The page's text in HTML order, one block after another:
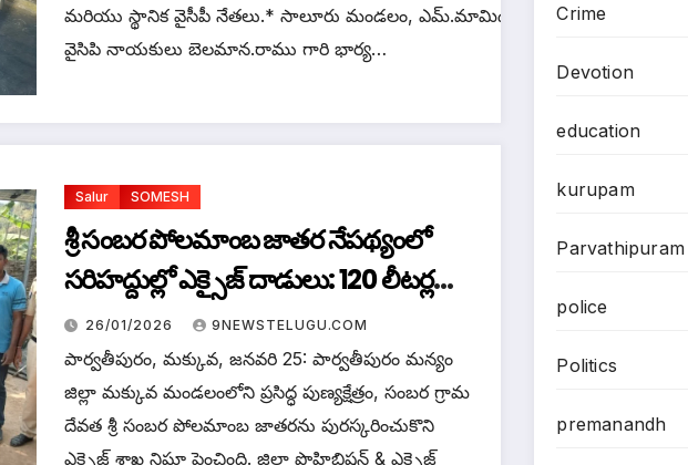
మరియు స్థానిక వైసీపీ నేతలు.* సాలూరు మండలం, ఎమ్.మామిడిపల్లి గ్రామానికి చెందిన
వైసిపి నాయకులు బెలమాన.రాము గారి భార్య…
Salur SOMESH
శ్రీ సంబర పోలమాంబ జాతర నేపథ్యంలో
సరిహద్దుల్లో ఎక్సైజ్ దాడులు: 120 లీటర్ల
నాటు సారా స్వాధీనం
26/01/2026 9NEWSTELUGU.COM
పార్వతీపురం, మక్కువ, జనవరి 25: పార్వతీపురం మన్యం
జిల్లా మక్కువ మండలంలోని ప్రసిద్ధ పుణ్యక్షేత్రం, సంబర గ్రామ
దేవత శ్రీ సంబర పోలమాంబ జాతరను పురస్కరించుకొని
ఎక్సైజ్ శాఖ నిఘా పెంచింది. జిల్లా ప్రొహిబిషన్ & ఎక్సైజ్
Crime
Devotion
education
kurupam
Parvathipuram
police
Politics
premanandh